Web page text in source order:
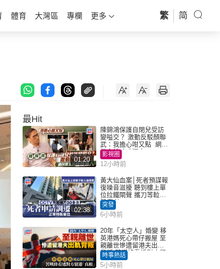
體育 大灣區 專欄 更多 繁 简
最Hit
01:20
陳錦鴻保護自閉兒受訪
變嗌交？ 激動反駁顏聯
武：我擔心咁又點 網民
批主持咄咄逼人
影視圈
12小時前
02:38
黃大仙血案│死者預謀報
復噪音滋擾 聽到樓上單
位拉鐵閘聲 攜刀等𨋢伏
擊傷者
突發
6小時前
20年「太空人」婚變 移
英港媽死心帶仔搬屋 至
親離世慘遭留港夫出軌
背叛 苦嘆終看透對方留
港「真相」｜Juicy叮
時事熱話
5小時前